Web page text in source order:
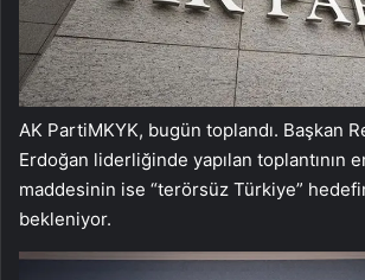
AK PartiMKYK, bugün toplandı. Başkan
Erdoğan liderliğinde yapılan toplantının
maddesinin ise “terörsüz Türkiye”
bekleniyor.